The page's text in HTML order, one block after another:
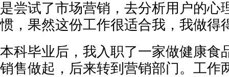
是尝试了市场营销，去分析用户的心
惯，果然这份工作很适合我，我做得
本科毕业后，我入职了一家做健康食
销售做起，后来转到营销部门。工作